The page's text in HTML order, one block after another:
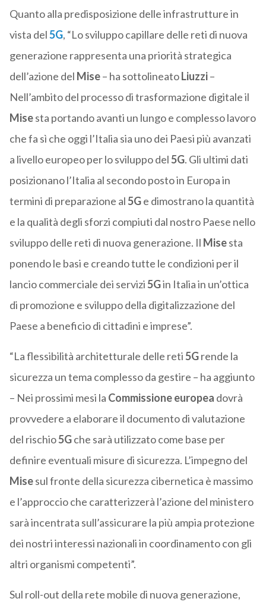
Quanto alla predisposizione delle infrastrutture in
vista del5G, “Lo sviluppo capillare delle reti di nuova
generazione rappresenta una priorità strategica
dell’azione del Mise– ha sottolineatoLiuzzi–
Nell’ambito del processo di trasformazione digitale il
Misesta portando avanti un lungo e complesso lavoro
che fa sì che oggi l’Italia sia uno dei Paesi più avanzati
a livello europeo per lo sviluppo del5G. Gli ultimi dati
posizionano l’Italia al secondo posto in Europa in
termini di preparazione al5Ge dimostrano la quantità
e la qualità degli sforzi compiuti dal nostro Paese nello
sviluppo delle reti di nuova generazione. Il Misesta
ponendo le basi e creando tutte le condizioni per il
lancio commerciale dei servizi5Gin Italia in un’ottica
di promozione e sviluppo della digitalizzazione del
Paese a beneficio di cittadini e imprese”.
“La flessibilità architetturale delle reti5Grende la
sicurezza un tema complesso da gestire – ha aggiunto
– Nei prossimi mesi la Commissione europea dovrà
provvedere a elaborare il documento di valutazione
del rischio5Gche sarà utilizzato come base per
definire eventuali misure di sicurezza. L’impegno del
Misesul fronte della sicurezza cibernetica è massimo
e l’approccio che caratterizzerà l’azione del ministero
sarà incentrata sull’assicurare la più ampia protezione
dei nostri interessi nazionali in coordinamento con gli
altri organismi competenti”.
Sul roll-out della rete mobile di nuova generazione,